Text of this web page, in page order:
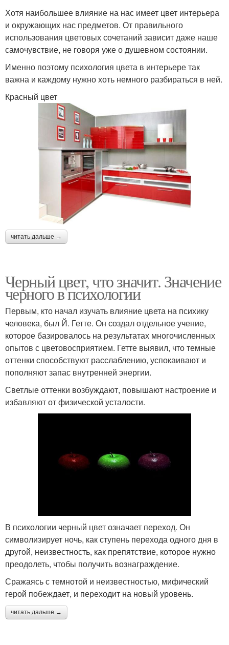
Хотя наибольшее влияние на нас имеет цвет интерьера
и окружающих нас предметов. От правильного
использования цветовых сочетаний зависит даже наше
самочувствие, не говоря уже о душевном состоянии.
Именно поэтому психология цвета в интерьере так
важна и каждому нужно хоть немного разбираться в ней.
Красный цвет
читать дальше →
Черный цвет, что значит. Значение
черного в психологии
Первым, кто начал изучать влияние цвета на психику
человека, был Й. Гетте. Он создал отдельное учение,
которое базировалось на результатах многочисленных
опытов с цветовосприятием. Гетте выявил, что темные
оттенки способствуют расслаблению, успокаивают и
пополняют запас внутренней энергии.
Светлые оттенки возбуждают, повышают настроение и
избавляют от физической усталости.
В психологии черный цвет означает переход. Он
символизирует ночь, как ступень перехода одного дня в
другой, неизвестность, как препятствие, которое нужно
преодолеть, чтобы получить вознаграждение.
Сражаясь с темнотой и неизвестностью, мифический
герой побеждает, и переходит на новый уровень.
читать дальше →